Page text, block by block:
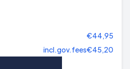
€44,95
incl.gov.fees€45,20